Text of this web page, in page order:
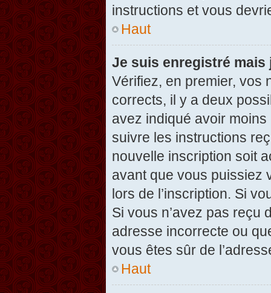
instructions et vous
Haut
Je suis enregistré mais
Vérifiez, en premier, vos
corrects, il y a deux
avez indiqué avoir
suivre les instructions
nouvelle inscription soit
avant que vous puissiez
lors de l’inscription. Si
Si vous n’avez pas reçu
adresse incorrecte ou
vous êtes sûr de
Haut